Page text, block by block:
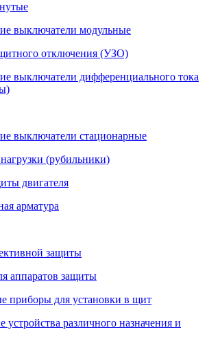
выключатели модульные
отключения (УЗО)
выключатели дифференциального тока
выключатели стационарные
(рубильники)
двигателя
арматура
защиты
аппаратов защиты
приборы для установки в щит
устройства различного назначения и